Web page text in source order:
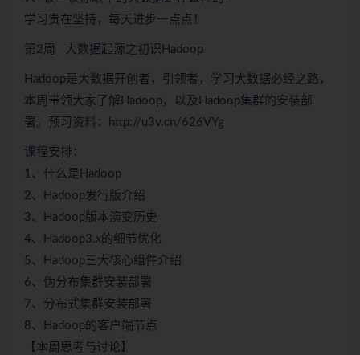
学习贵在坚持，每天进步一点点！
第2周 大数据起源之初识Hadoop
Hadoop是大数据开创者，引领者，学习大数据必经之路，
本周带领大家了解Hadoop，以及Hadoop集群的安装部
署。预习资料：http://u3v.cn/626VYg
课程安排：
1、什么是Hadoop
2、Hadoop发行版介绍
3、Hadoop版本演变历史
4、Hadoop3.x的细节优化
5、Hadoop三大核心组件介绍
6、伪分布集群安装部署
7、分布式集群安装部署
8、Hadoop的客户端节点
【本周思考与讨论】